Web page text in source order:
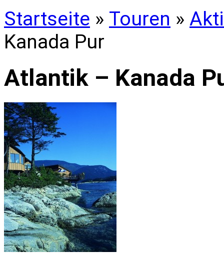
Startseite » Touren »
Kanada Pur
Atlantik – Kanada